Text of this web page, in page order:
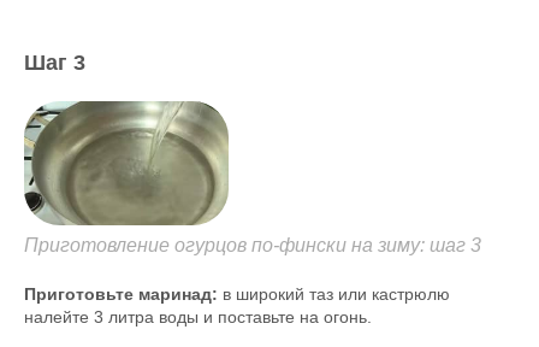
Шаг 3
Приготовление огурцов по-фински на зиму: шаг 3
Приготовьте маринад: в широкий таз или кастрюлю
налейте 3 литра воды и поставьте на огонь.